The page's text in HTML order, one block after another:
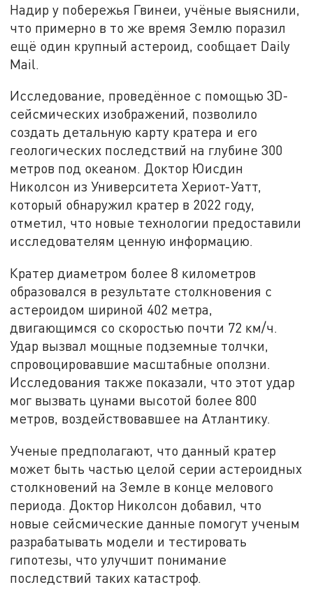
Надир у побережья Гвинеи, учёные выяснили,
что примерно в то же время Землю поразил
ещё один крупный астероид, сообщает Daily
Mail.
Исследование, проведённое с помощью 3D-
сейсмических изображений, позволило
создать детальную карту кратера и его
геологических последствий на глубине 300
метров под океаном. Доктор Юисдин
Николсон из Университета Хериот-Уатт,
который обнаружил кратер в 2022 году,
отметил, что новые технологии предоставили
исследователям ценную информацию.
Кратер диаметром более 8 километров
образовался в результате столкновения с
астероидом шириной 402 метра,
двигающимся со скоростью почти 72 км/ч.
Удар вызвал мощные подземные толчки,
спровоцировавшие масштабные оползни.
Исследования также показали, что этот удар
мог вызвать цунами высотой более 800
метров, воздействовавшее на Атлантику.
Ученые предполагают, что данный кратер
может быть частью целой серии астероидных
столкновений на Земле в конце мелового
периода. Доктор Николсон добавил, что
новые сейсмические данные помогут ученым
разрабатывать модели и тестировать
гипотезы, что улучшит понимание
последствий таких катастроф.